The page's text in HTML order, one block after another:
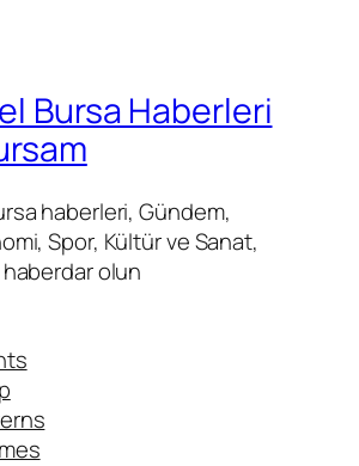
Bursa Haberleri
haberleri, Gündem,
Spor, Kültür ve Sanat,
haberdar olun